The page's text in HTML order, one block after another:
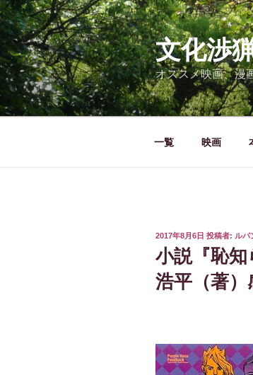
コ
ン
テ
ン
ツ
へ
ス
文化渉
オススメ映画、漫
一覧 映画
投
日:
2017年8月6日 投稿者: ルパ
小説『恥
浩平（著